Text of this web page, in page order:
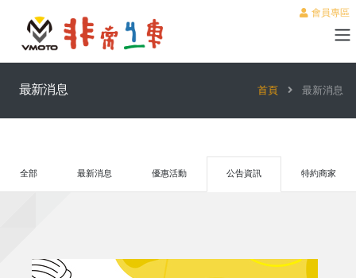
會員專區
最新消息 首頁 最新消息
全部 最新消息 優惠活動 公告資訊 特約商家